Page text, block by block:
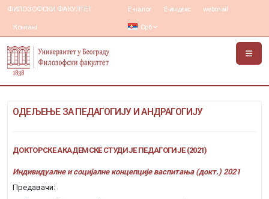
ФИЛОЗОФСКИ ФАКУЛТЕТ
Контакт
Е-налог Е-индекс webmail
Срб
ОДЕЉЕЊЕ ЗА ПЕДАГОГИЈУ И АНДРАГОГИЈУ
ДОКТОРСКЕ АКАДЕМСКЕ СТУДИЈЕ ПЕДАГОГИЈЕ (2021)
Индивидуалне и социјалне концепције васпитања (докт.) 2021
Предавачи: